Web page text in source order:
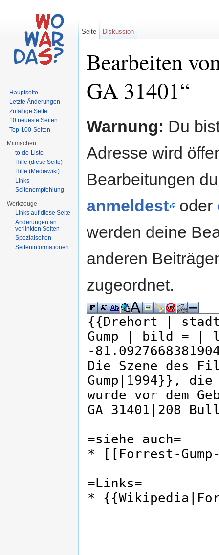
Bearbeiten
GA 31401“
Warnung: Du
Adresse wird
Bearbeitungen
anmeldest
oder
werden deine
anderen
zugeordnet.
Seite Diskussion
Hauptseite
Letzte Änderungen
Zufällige Seite
10 neueste Seiten
Top-100-Seiten
Mitmachen
to-do-Liste
Hilfe (diese Seite)
Hilfe (Mediawiki)
Links
Seitenempfehlung
Werkzeuge
Links auf diese Seite
Änderungen an
verlinkten Seiten
Spezialseiten
Seiteninformationen